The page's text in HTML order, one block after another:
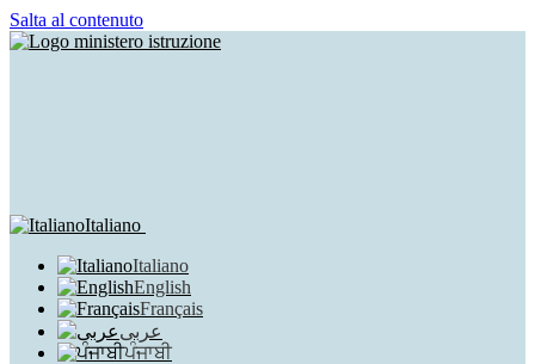
Salta al contenuto
Italiano
Italiano
English
Français
عربى
ਪੰਜਾਬੀ